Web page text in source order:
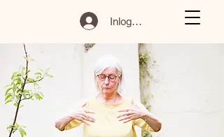
Inloggen